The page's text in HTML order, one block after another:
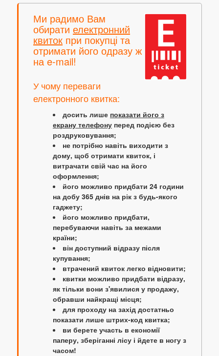
Ми радимо Вам
обирати електронний
квиток при покупці та
отримати його одразу ж
на e-mail!
У чому переваги
електронного квитка:
досить лише показати його з
екрану телефону перед подією без
роздруковування;
не потрібно навіть виходити з
дому, щоб отримати квиток, і
витрачати свій час на його
оформлення;
його можливо придбати 24 години
на добу 365 днів на рік з будь-якого
гаджету;
його можливо придбати,
перебуваючи навіть за межами
країни;
він доступний відразу після
купування;
втрачений квиток легко відновити;
квитки можливо придбати відразу,
як тільки вони з'явилися у продажу,
обравши найкращі місця;
для проходу на захід достатньо
показати лише штрих-код квитка;
ви берете участь в економії
паперу, зберіганні лісу і йдете в ногу з
часом!